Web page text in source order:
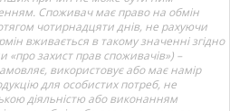
Споживач має право на обмін
чотирнадцяти днів, не рахуючи
вживається в такому значенні згідно
«про захист прав споживачів») –
використовує або має намір
для особистих потреб, не
діяльністю або виконанням